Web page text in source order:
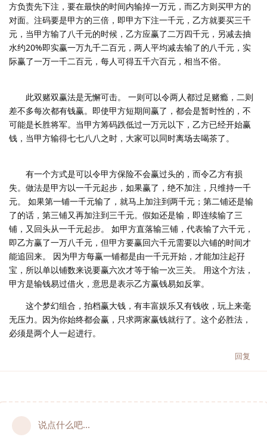
方负责先下注，要在最快的时间内输掉一万元，而乙方则买甲方的
对面。注码要是甲方的三倍，即甲方下注一千元，乙方就要买三千
元，当甲方输了八千元的时候，乙方应赢了二万四千元，另减去抽
水约20%即实赢一万九千二百元，两人平均减去输了的八千元，实
际赢了一万一千二百元，每人可得五千六百元，相当不俗。
此双赌双赢法是无懈可击。 一则可以令两人都过足赌瘾，二则
差不多每次都有钱赢。即使甲方短期间赢了，都会是暂时性的，不
可能是长胜将军。当甲方筹码跌低过一万元以下，乙方已经开始赢
钱，当甲方输得七七八八之时，大家可以同时离场去喝茶了。
有一个方式是可以令甲方保险不会赢过头的，而令乙方有损
失。做法是甲方以一千元起步，如果赢了，绝不加注，只维持一千
元。 如果第一铺一千元输了，就马上加注到两千元；第二铺还是输
了的话，第三铺又再加注到三千元。假如还是输，即连续输了三
铺，又回头从一千元起步。 如甲方直落输三铺，代表输了六千元，
即乙方赢了一万八千元，但甲方要赢回六千元需要以六铺的时间才
能追回来。 因为甲方每赢一铺都是由一千元开始，才能加注起孖
宝，所以单以铺数来说要赢六次才等于输一次三关。 用这个方法，
甲方是输钱易过借火，意思是表示乙方赢钱易如反掌。
这个梦幻组合，拍档赢大钱，有丰富娱乐又有钱收，玩上来毫
无压力。因为你始终都会赢，只求两家赢钱就行了。这个必胜法，
必须是两个人一起进行。
回复
说点什么吧...